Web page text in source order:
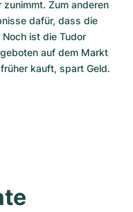
Zum anderen
dafür, dass die
ist die Tudor
auf dem Markt
kauft, spart Geld.